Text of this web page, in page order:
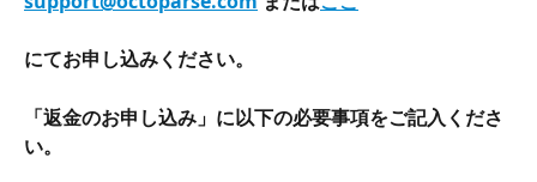
にてお申し込みください。
「返金のお申し込み」に以下の必要事項をご記入くださ
い。